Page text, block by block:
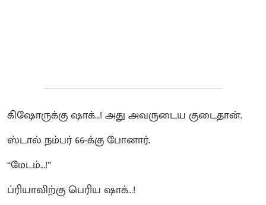
கிஷோருக்கு ஷாக்…! அது அவருடைய குடைதான்.
ஸ்டால் நம்பர் 66-க்கு போனார்.
“மேடம்…!”
ப்ரியாவிற்கு பெரிய ஷாக்…!